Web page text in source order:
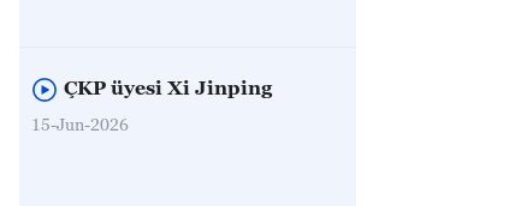
ÇKP üyesi Xi Jinping
15-Jun-2026